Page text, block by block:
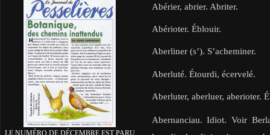
LE NUMÉRO DE DÉCEMBRE EST PARU
Abérier, abrier. Abriter.
Abérioter. Éblouir.
Aberliner (s’). S’acheminer.
Aberluté. Étourdi, écervelé.
Aberluter, aberluer, aberioter.
Abernanciau. Idiot. Voir